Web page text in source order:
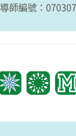
導師編號：070307